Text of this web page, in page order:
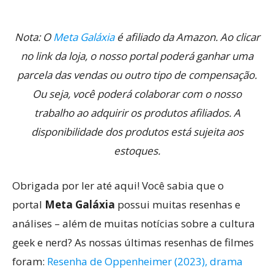
Nota: OMeta Galáxiaé afiliado da Amazon. Ao clicar
no link da loja, o nosso portal poderá ganhar uma
parcela das vendas ou outro tipo de compensação.
Ou seja, você poderá colaborar com o nosso
trabalho ao adquirir os produtos afiliados. A
disponibilidade dos produtos está sujeita aos
estoques.
Obrigada por ler até aqui! Você sabia que o
portal Meta Galáxia possui muitas resenhas e
análises – além de muitas notícias sobre a cultura
geek e nerd? As nossas últimas resenhas de filmes
foram: Resenha de Oppenheimer (2023), drama